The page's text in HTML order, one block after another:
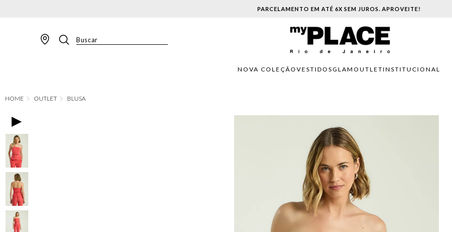
PARCELAMENTO EM ATÉ 6X SEM JUROS. APROVEITE!
Buscar
NOVA COLEÇÃO VESTIDOSGLAM OUTLETINSTITUCIONAL
OUTLET BLUSA